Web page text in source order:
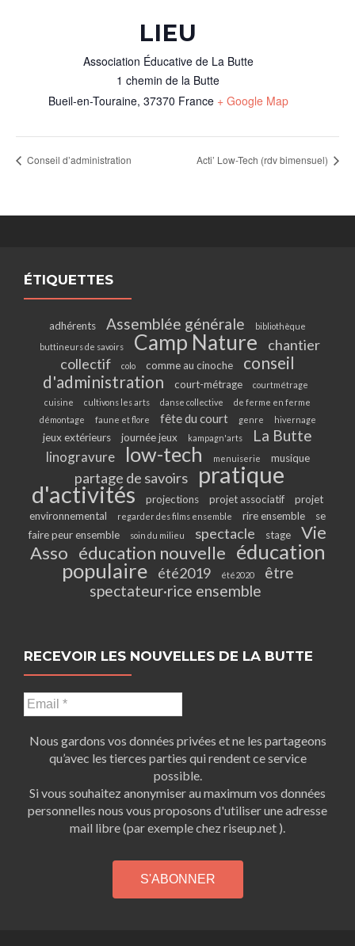
LIEU
Association Éducative de La Butte
1 chemin de la Butte
Bueil-en-Touraine, 37370 France + Google Map
Conseil d’administration Acti’ Low-Tech (rdv bimensuel)
ÉTIQUETTES
adhérents Assemblée générale
bibliothèque
buttineurs de savoirs
Camp Nature
chantier
collectif
colo comme au cinoche
conseil
d'administration
court-métrage
courtmétrage
cuisine
cultivons les arts danse collective
de ferme en ferme
démontage
faune et flore fête du court genre hivernage
jeux extérieurs journée jeux kampagn'arts La Butte
linogravure low-tech menuiserie musique
partage de savoirs pratique
d'activités projections projet associatif
projet
environnemental
regarder des films ensemble rire ensemble
se
faire peur ensemble
soin du milieu spectacle stage
Vie
Asso éducation nouvelle éducation
populaire
été2019 été2020
être
spectateur·rice ensemble
RECEVOIR LES NOUVELLES DE LA BUTTE
Nous gardons vos données privées et ne les partageons
qu’avec les tierces parties qui rendent ce service
possible.
Si vous souhaitez anonymiser au maximum vos données
personnelles nous vous proposons d'utiliser une adresse
mail libre (par exemple chez riseup.net ).